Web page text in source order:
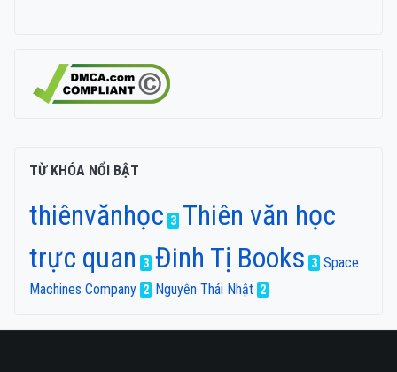
TỪ KHÓA NỔI BẬT
thiênvănhọc 3 Thiên văn học
trực quan
3 Đinh Tị Books 3 Space
Machines Company 2 Nguyễn Thái Nhật 2